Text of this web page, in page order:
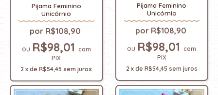
Pijama Feminino
Unicórnio
R$108,90
R$98,01 com
PIX
2 xdeR$54,45 sem juros
Pijama Feminino
Unicórnio
R$108,90
R$98,01com
PIX
2 x de R$54,45 sem juros